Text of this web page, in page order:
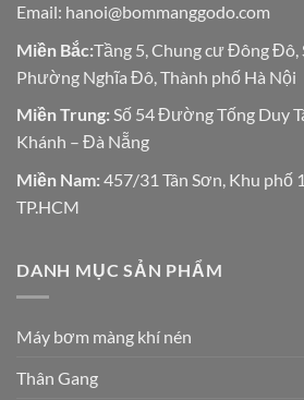
Email: hanoi@bommanggodo.com
Miền Bắc:Tầng 5, Chung cư Đông Đô,
Phường Nghĩa Đô, Thành phố Hà Nội
Miền Trung: Số 54 Đường Tống Duy
Khánh – Đà Nẵng
Miền Nam: 457/31 Tân Sơn, Khu phố
TP.HCM
DANH MỤC SẢN PHẨM
Máy bơm màng khí nén
Thân Gang